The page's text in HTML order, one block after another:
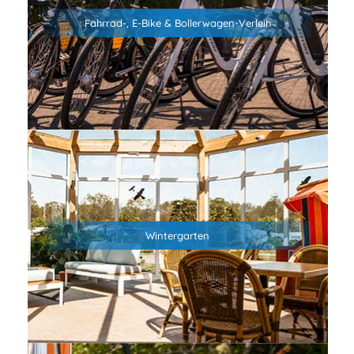
Fahrrad-, E-Bike & Bollerwagen-Verleih
Nordsee der Wind meistens von vorne kommt, haben wir
auch E-Bikes für Euch.
Für alle, die sich mit Sack und Pack auf den Weg zum Strand
machen wollen, gibt es zudem auch Bollerwagen.
Sprecht uns einfach an!
Wintergarten
Im Wintergarten findest du Infomaterial zu Ausflugszielen
und Veranstaltungsmöglichkeiten in der Umgebung.
Außerdem kannst du hier auf unseren Loungemöbeln oder
im Strandkorb entspannen.